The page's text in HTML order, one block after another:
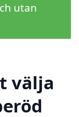
utan
välja